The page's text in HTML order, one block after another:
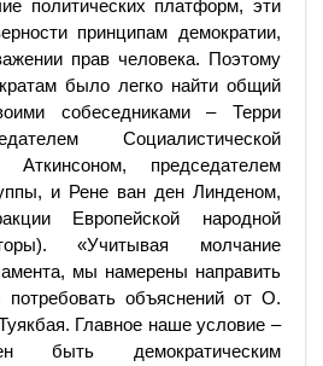
политических платформ, эти
принципам демократии,
прав человека. Поэтому
было легко найти общий
собеседниками – Терри
Социалистической
председателем
и Рене ван ден Линденом,
Европейской народной
«Учитывая молчание
мы намерены направить
потребовать объяснений от О.
Главное наше условие –
быть демократическим